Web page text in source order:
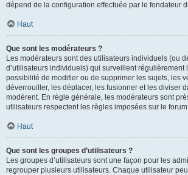
dépend de la configuration effectuée par le fondateur
Haut
Que sont les modérateurs ?
Les modérateurs sont des utilisateurs individuels (ou
d’utilisateurs individuels) qui surveillent régulièrement
possibilité de modifier ou de supprimer les sujets, les
déverrouiller, les déplacer, les fusionner et les diviser
modèrent. En règle générale, les modérateurs sont
utilisateurs respectent les règles imposées sur le
Haut
Que sont les groupes d’utilisateurs ?
Les groupes d’utilisateurs sont une façon pour les
regrouper plusieurs utilisateurs. Chaque utilisateur